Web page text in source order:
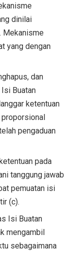
dinilai
Mekanisme
yang dengan
dan
Buatan
ketentuan
pengaduan
pada
tanggung jawab
pemuatan isi
(c).
Isi Buatan
mengambil
sebagaimana